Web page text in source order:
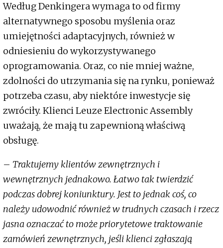
Według Denkingera wymaga to od firmy
alternatywnego sposobu myślenia oraz
umiejętności adaptacyjnych, również w
odniesieniu do wykorzystywanego
oprogramowania. Oraz, co nie mniej ważne,
zdolności do utrzymania się na rynku, ponieważ
potrzeba czasu, aby niektóre inwestycje się
zwróciły. Klienci Leuze Electronic Assembly
uważają, że mają tu zapewnioną właściwą
obsługę.
– Traktujemy klientów zewnętrznych i
wewnętrznych jednakowo. Łatwo tak twierdzić
podczas dobrej koniunktury. Jest to jednak coś, co
należy udowodnić również w trudnych czasach i rzecz
jasna oznaczać to może priorytetowe traktowanie
zamówień zewnętrznych, jeśli klienci zgłaszają